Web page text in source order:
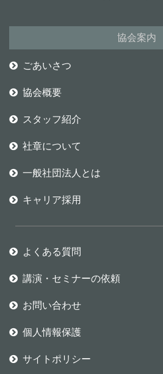
協会案内
ごあいさつ
協会概要
スタッフ紹介
社章について
一般社団法人とは
キャリア採用
よくある質問
講演・セミナーの依頼
お問い合わせ
個人情報保護
サイトポリシー